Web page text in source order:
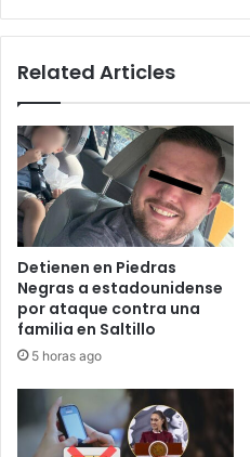
ayuda
Related Articles
Detienen en Piedras
Negras a estadounidense
por ataque contra una
familia en Saltillo
5 horas ago